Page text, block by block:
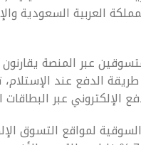
العربية السعودية
أن 90 % من المتسوقين عبر
طريقة الدفع عند
عبر البطاقات
لمواقع التسوق